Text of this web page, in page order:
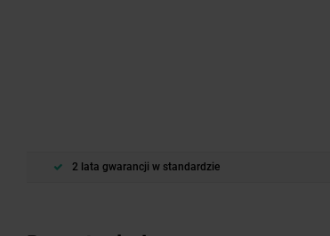
2 lata gwarancji w standardzie